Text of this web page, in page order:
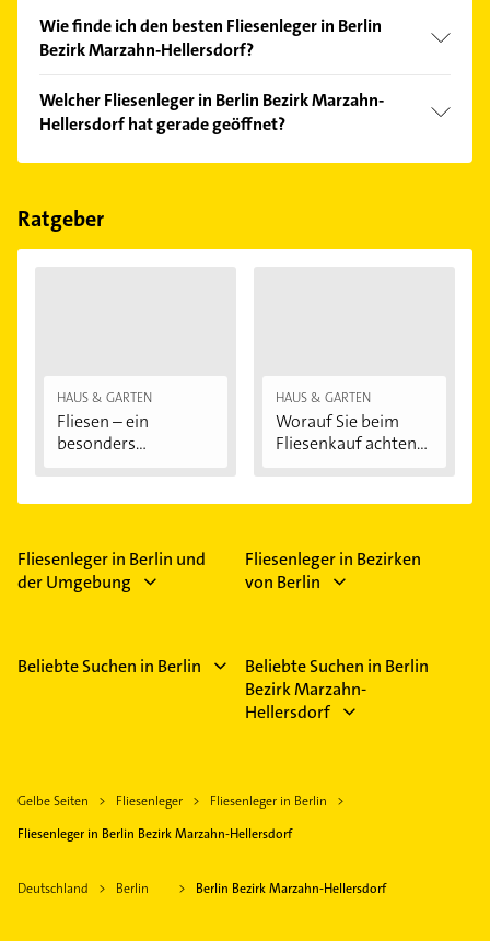
Wie finde ich den besten Fliesenleger in Berlin
Bezirk Marzahn-Hellersdorf?
Kundenmeinungen und profitieren Sie von den
Empfehlungen. Die Suchergebnisse können Sie sich
einfach nachBewertungensortiert anzeigen lassen.
Welcher Fliesenleger in Berlin Bezirk Marzahn-
Hellersdorf hat gerade geöffnet?
Im Anbieter-Bereich finden Sie alleÖffnungszeiten.
Feiertagen abweichen können.
Ratgeber
HAUS & GARTEN
Fliesen – ein
besonders
HAUS & GARTEN
Worauf Sie beim
Fliesenkauf achten...
Fliesenleger in Berlin und
der Umgebung
Fliesenleger in Bezirken
von Berlin
Beliebte Suchen in Berlin
Beliebte Suchen in Berlin
Bezirk Marzahn-
Hellersdorf
Gelbe Seiten Fliesenleger
Fliesenleger in Berlin
Fliesenleger in Berlin Bezirk Marzahn-Hellersdorf
Deutschland Berlin Berlin Bezirk Marzahn-Hellersdorf